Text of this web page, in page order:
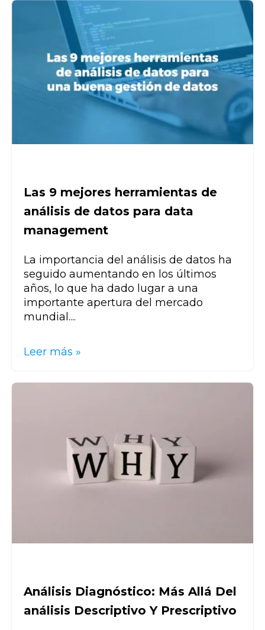
Las 9 mejores herramientas de
análisis de datos para data
management
La importancia del análisis de datos ha
seguido aumentando en los últimos
años, lo que ha dado lugar a una
importante apertura del mercado
mundial....
Leer más »
Análisis Diagnóstico: Más Allá Del
análisis Descriptivo Y Prescriptivo